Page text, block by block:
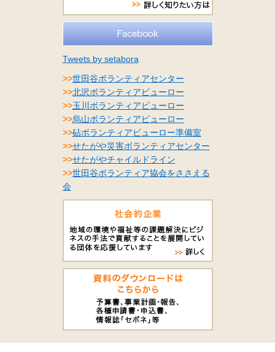
Tweets by setabora
>>世田谷ボランティアセンター
>>北沢ボランティアビューロー
>>玉川ボランティアビューロー
>>烏山ボランティアビューロー
>>砧ボランティアビューロー準備室
>>せたがや災害ボランティアセンター
>>せたがやチャイルドライン
>>世田谷ボランティア協会をささえる
会